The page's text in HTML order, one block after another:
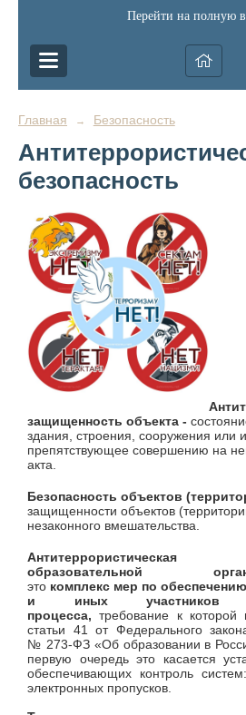
Перейти на полную
Главная → Безопасность
безопасность
защищенность объекта -
здания, строения, сооружения или
препятствующее совершению на
акта.
Безопасность объектов
защищенности объектов
незаконного вмешательства.
образовательной
это комплекс мер по обеспечению
и иных участников
процесса, требование к которой
статьи 41 от Федерального
№ 273-ФЗ «Об образовании в
первую очередь это касается
обеспечивающих контроль
электронных пропусков.